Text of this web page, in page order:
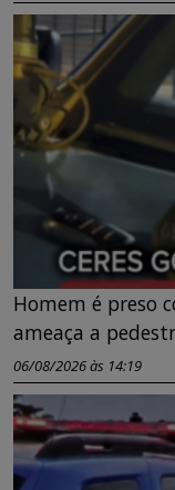
Homem é preso
ameaça a
06/08/2026 às 14:19